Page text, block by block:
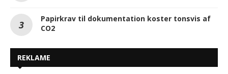
Papirkrav til dokumentation koster tonsvis af
CO2
REKLAME